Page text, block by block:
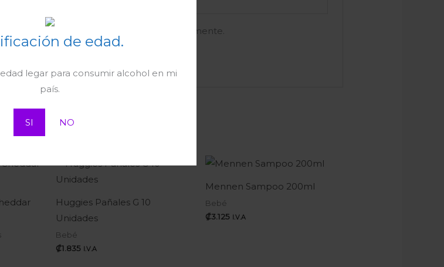
de edad.
legar para consumir alcohol en mi
país.
SI NO
navegador para la próxima vez que comente.
Huggies Pañales G 10
Unidades
Bebé
₡1.835 I.V.A
Mennen Sampoo 200ml
Bebé
₡3.125 I.V.A